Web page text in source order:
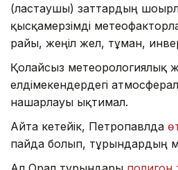
(ластаушы) заттардың
қысқамерзімді
райы, жеңіл жел, тұман,
Қолайсыз метеорологиялық
елдімекендердегі
нашарлауы ықтимал.
Айта кетейік, Петропавлда
пайда болып, тұрғындардың